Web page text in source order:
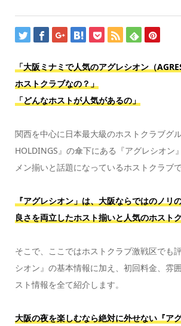
「大阪ミナミで人気のアグレシオン（
ホストクラブなの？」
「どんなホストが人気があるの」
関西を中心に日本最大級のホストクラブグ
HOLDINGS』の傘下にある『アグレシオン
メン揃いと話題になっているホストクラブで
『アグレシオン」は、大阪ならではのノリ
良さを両立したホスト揃いと人気のホスト
そこで、ここではホストクラブ激戦区でも
シオン』の基本情報に加え、初回料金、雰
スト情報を全て紹介します。
大阪の夜を楽しむなら絶対に外せない『ア